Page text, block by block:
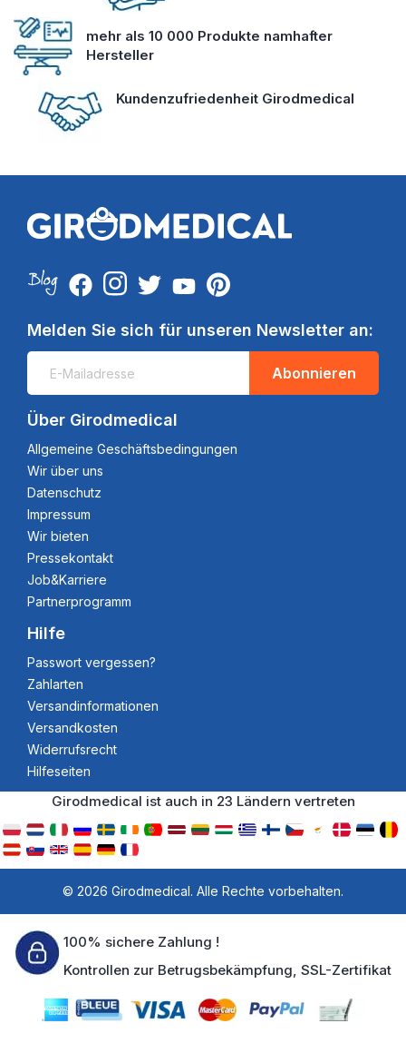
mehr als 10 000 Produkte namhafter
Hersteller
Kundenzufriedenheit Girodmedical
Melden Sie sich für unseren Newsletter an:
Abonnieren
Über Girodmedical
Allgemeine Geschäftsbedingungen
Wir über uns
Datenschutz
Impressum
Wir bieten
Pressekontakt
Job&Karriere
Partnerprogramm
Hilfe
Passwort vergessen?
Zahlarten
Versandinformationen
Versandkosten
Widerrufsrecht
Hilfeseiten
Girodmedical ist auch in 23 Ländern vertreten
© 2026 Girodmedical. Alle Rechte vorbehalten.
100% sichere Zahlung !
Kontrollen zur Betrugsbekämpfung, SSL-Zertifikat